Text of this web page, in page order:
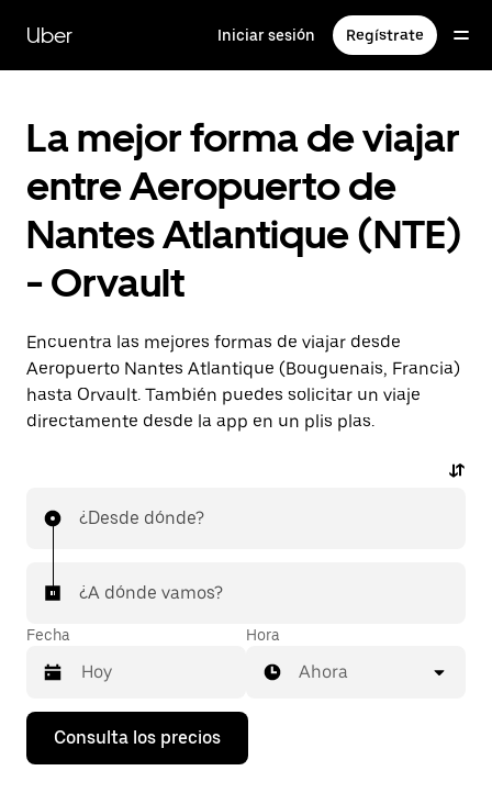
contenido
principal
Uber Iniciar sesión Regístrate
La mejor forma de viajar
entre Aeropuerto de
Nantes Atlantique (NTE)
- Orvault
Encuentra las mejores formas de viajar desde
Aeropuerto Nantes Atlantique (Bouguenais, Francia)
hasta Orvault. También puedes solicitar un viaje
directamente desde la app en un plis plas.
¿Desde dónde?
¿A dónde vamos?
Fecha
Pulsa
flecha
Hora
Ahora
Consulta los precios